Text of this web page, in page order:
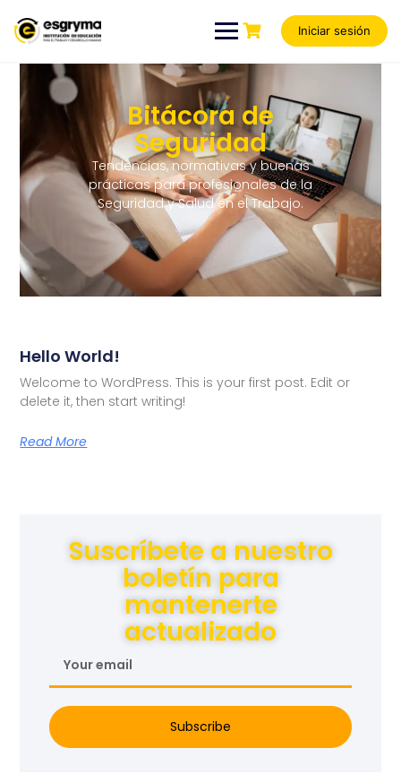
Iniciar sesión
Bitácora de
Seguridad
Tendencias, normativas y buenas
prácticas para profesionales de la
Seguridad y Salud en el Trabajo.
Hello World!
Welcome to WordPress. This is your first post. Edit or
delete it, then start writing!
Read More
Suscríbete a nuestro
boletín para
mantenerte
actualizado
Subscribe